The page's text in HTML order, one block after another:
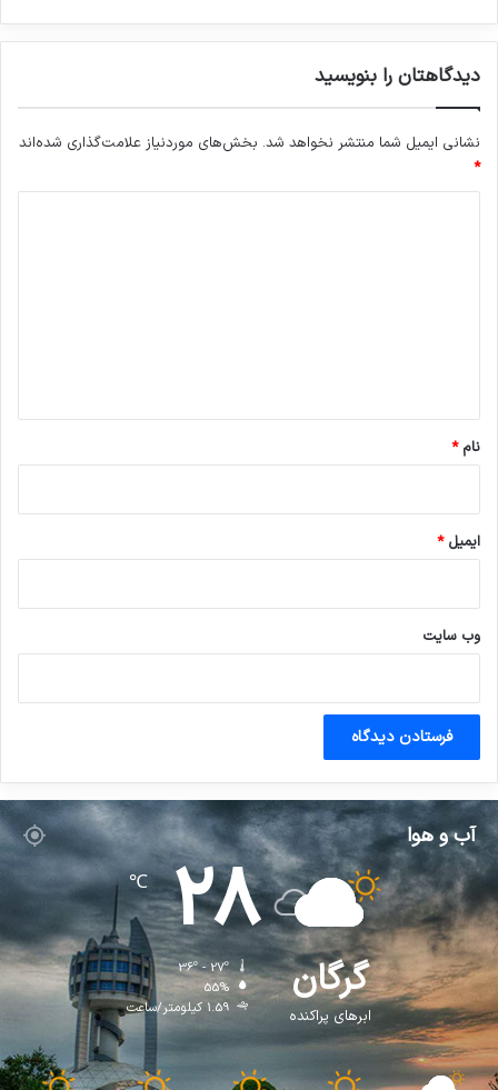
دیدگاهتان را بنویسید
نشانی ایمیل شما منتشر نخواهد شد. بخش‌های موردنیاز علامت‌گذاری شده‌اند
*
نام*
ایمیل*
وب‌ سایت
آب و هوا
گرگان
ابرهای پراکنده
28
℃
36º - 27º
55%
1.59 کیلومتر/ساعت